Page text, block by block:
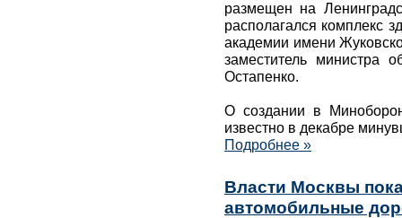
размещен на
располагался комплекс
академии имени
заместитель министра
Остапенко.
О создании в
известно в декабре
Подробнее »
Власти Москвы
автомобильные